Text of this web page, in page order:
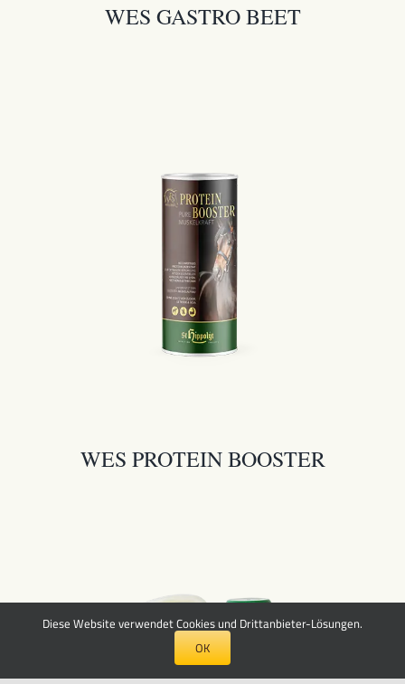
WES GASTRO BEET
WES PROTEIN BOOSTER
Diese Website verwendet Cookies und Drittanbieter-Lösungen.
OK